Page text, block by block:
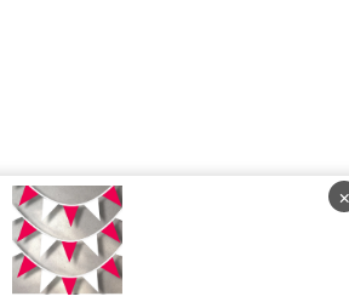
- 13:51:24 WIB